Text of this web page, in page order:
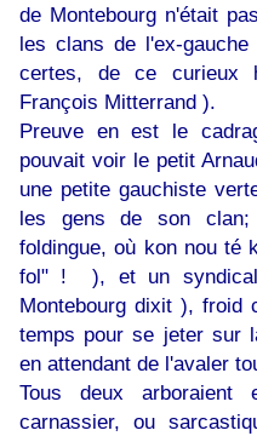
de Montebourg n'était
les clans de l'ex-
certes, de ce curieux
François Mitterrand ).
Preuve en est le
pouvait voir le petit
une petite gauchiste
les gens de son
foldingue, où kon nou té
fol" ! ), et un
Montebourg dixit ), froid
temps pour se jeter sur
en attendant de l'avaler
Tous deux arboraient
carnassier, ou